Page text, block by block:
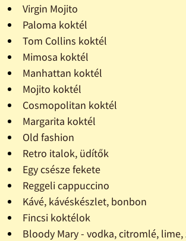
Virgin Mojito
Paloma koktél
Tom Collins koktél
Mimosa koktél
Manhattan koktél
Mojito koktél
Cosmopolitan koktél
Margarita koktél
Old fashion
Retro italok, üdítők
Egy csésze fekete
Reggeli cappuccino
Kávé, kávéskészlet, bonbon
Fincsi koktélok
Bloody Mary - vodka, citromlé,